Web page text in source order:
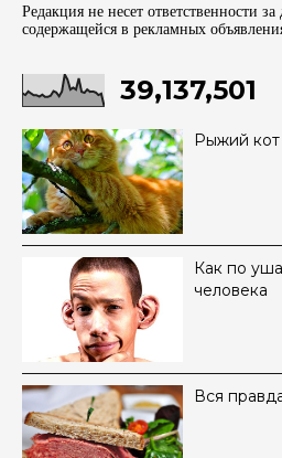
Редакция не несет ответственности
содержащейся в рекламных
39,137,501
Рыжий кот
Как по
человека
Вся